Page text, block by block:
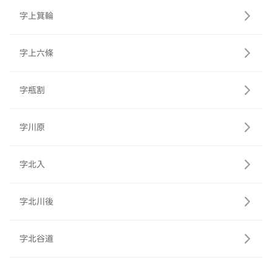
字上箕輪
字上六條
字瓶割
字川原
字北入
字北川後
字北谷道